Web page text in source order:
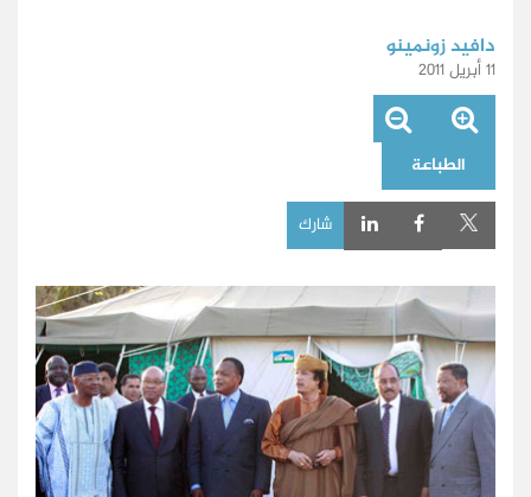
دافيد زونمينو
11 أبريل 2011
الطباعة
شارك